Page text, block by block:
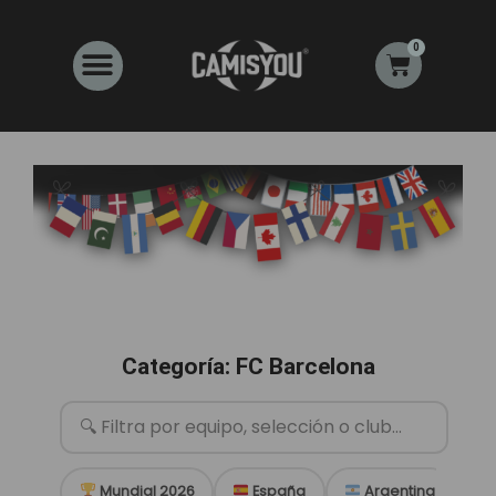
contenido
0
Carrito
Categoría: FC Barcelona
Mundial 2026 España Argentina